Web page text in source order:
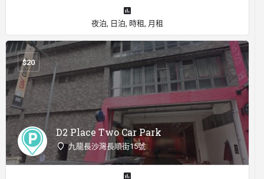
夜泊, 日泊, 時租, 月租
D2 Place Two Car Park
九龍長沙灣長順街15號
$20